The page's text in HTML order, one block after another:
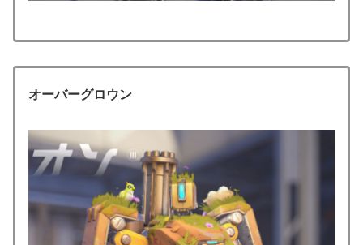
オーバーグロウン